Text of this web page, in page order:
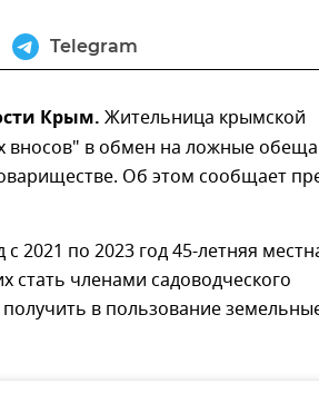
Telegram
Крым. Жительница крымской
вносов" в обмен на ложные
Об этом сообщает
2021 по 2023 год 45-летняя
членами садоводческого
в пользование